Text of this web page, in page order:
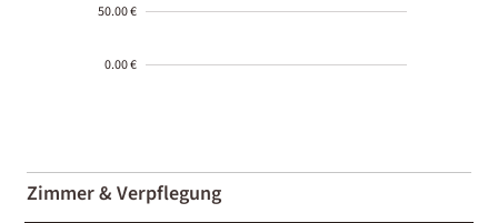
50.00 €
0.00 €
01-02
Zimmer & Verpflegung